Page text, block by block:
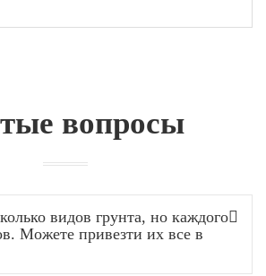
вопросы
видов грунта, но каждого
Можете привезти их все в